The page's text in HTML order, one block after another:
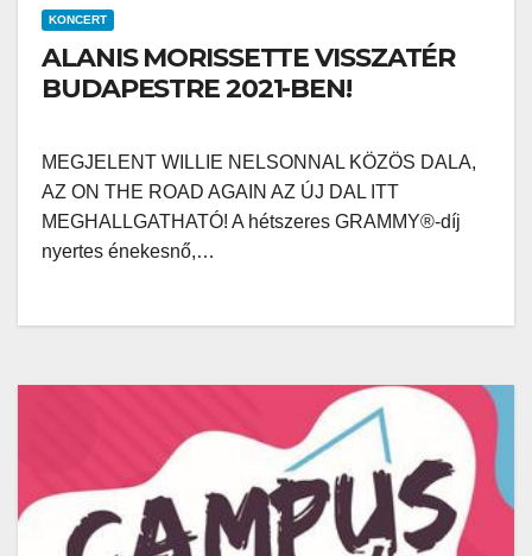
KONCERT
ALANIS MORISSETTE VISSZATÉR
BUDAPESTRE 2021-BEN!
MEGJELENT WILLIE NELSONNAL KÖZÖS DALA,
AZ ON THE ROAD AGAIN AZ ÚJ DAL ITT
MEGHALLGATHATÓ! A hétszeres GRAMMY®-díj
nyertes énekesnő,…